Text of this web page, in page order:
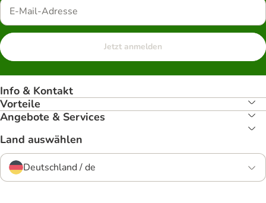
Jetzt anmelden
Info & Kontakt
Vorteile
Angebote & Services
Land auswählen
Deutschland / de